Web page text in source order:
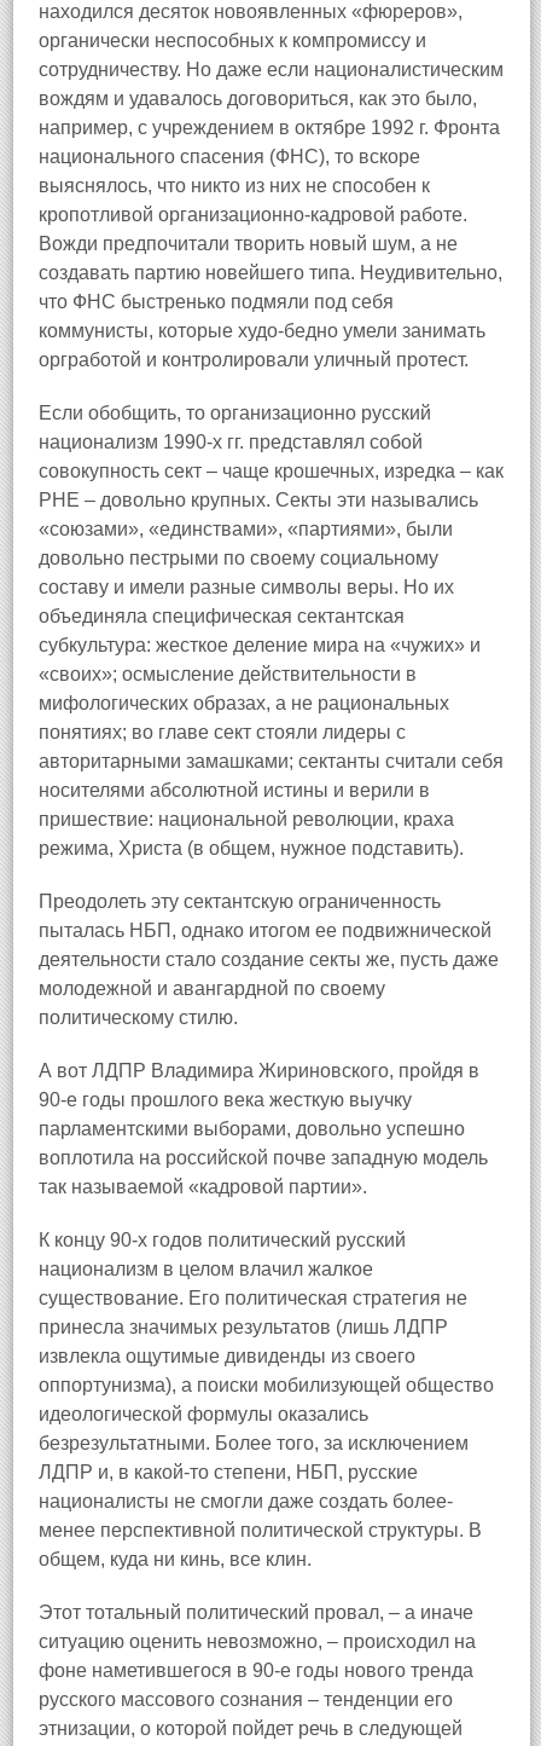
находился десяток новоявленных «фюреров»,
органически неспособных к компромиссу и
сотрудничеству. Но даже если националистическим
вождям и удавалось договориться, как это было,
например, с учреждением в октябре 1992 г. Фронта
национального спасения (ФНС), то вскоре
выяснялось, что никто из них не способен к
кропотливой организационно-кадровой работе.
Вожди предпочитали творить новый шум, а не
создавать партию новейшего типа. Неудивительно,
что ФНС быстренько подмяли под себя
коммунисты, которые худо-бедно умели занимать
оргработой и контролировали уличный протест.
Если обобщить, то организационно русский
национализм 1990-х гг. представлял собой
совокупность сект – чаще крошечных, изредка – как
РНЕ – довольно крупных. Секты эти назывались
«союзами», «единствами», «партиями», были
довольно пестрыми по своему социальному
составу и имели разные символы веры. Но их
объединяла специфическая сектантская
субкультура: жесткое деление мира на «чужих» и
«своих»; осмысление действительности в
мифологических образах, а не рациональных
понятиях; во главе сект стояли лидеры с
авторитарными замашками; сектанты считали себя
носителями абсолютной истины и верили в
пришествие: национальной революции, краха
режима, Христа (в общем, нужное подставить).
Преодолеть эту сектантскую ограниченность
пыталась НБП, однако итогом ее подвижнической
деятельности стало создание секты же, пусть даже
молодежной и авангардной по своему
политическому стилю.
А вот ЛДПР Владимира Жириновского, пройдя в
90-е годы прошлого века жесткую выучку
парламентскими выборами, довольно успешно
воплотила на российской почве западную модель
так называемой «кадровой партии».
К концу 90-х годов политический русский
национализм в целом влачил жалкое
существование. Его политическая стратегия не
принесла значимых результатов (лишь ЛДПР
извлекла ощутимые дивиденды из своего
оппортунизма), а поиски мобилизующей общество
идеологической формулы оказались
безрезультатными. Более того, за исключением
ЛДПР и, в какой-то степени, НБП, русские
националисты не смогли даже создать более-
менее перспективной политической структуры. В
общем, куда ни кинь, все клин.
Этот тотальный политический провал, – а иначе
ситуацию оценить невозможно, – происходил на
фоне наметившегося в 90-е годы нового тренда
русского массового сознания – тенденции его
этнизации, о которой пойдет речь в следующей